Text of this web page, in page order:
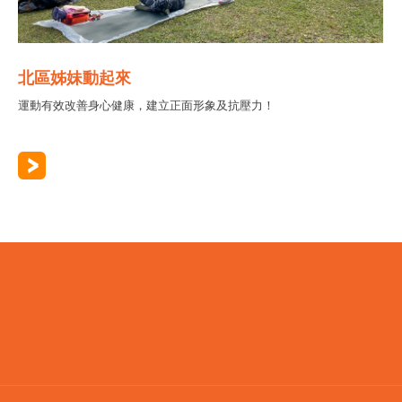
北區姊妹動起來
運動有效改善身心健康，建立正面形象及抗壓力！